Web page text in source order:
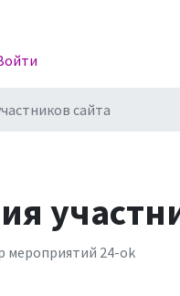
сайта
мероприятий 24-ok